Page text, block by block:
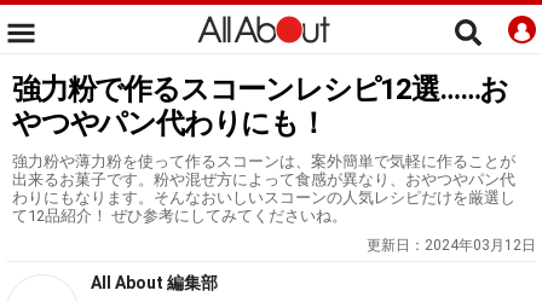
強力粉で作るスコーンレシピ12選……お
やつやパン代わりにも！
強力粉や薄力粉を使って作るスコーンは、案外簡単で気軽に作ることが
出来るお菓子です。粉や混ぜ方によって食感が異なり、おやつやパン代
わりにもなります。そんなおいしいスコーンの人気レシピだけを厳選し
て12品紹介！ ぜひ参考にしてみてくださいね。
更新日： 2024年03月12日
All About 編集部